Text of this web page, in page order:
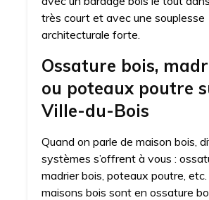
très court et avec une souplesse
architecturale forte.
Ossature bois,
ou poteaux poutre
Ville-du-Bois
Quand on parle de maison bois,
systèmes s’offrent à vous :
madrier bois, poteaux poutre,
maisons bois sont en ossature